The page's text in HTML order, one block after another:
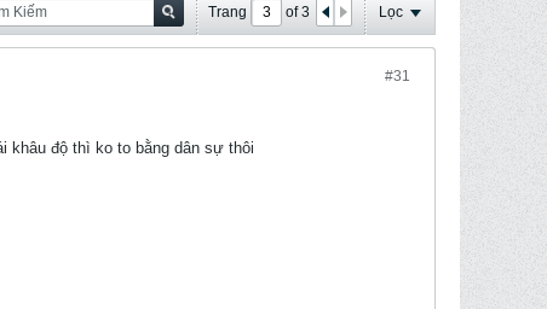
Trang of3 Lọc
#31
khâu độ thì ko to bằng dân sự thôi